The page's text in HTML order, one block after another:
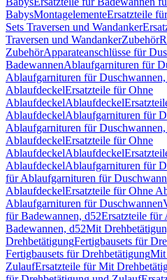
BabysMontagelementeErsatzteile
Sets Traversen und Wandanker
Traversen und WandankerZubehör
ZubehörApparateanschlüsse für
BadewannenAblaufgarnituren für
Ablaufgarnituren für Duschwannen,
AblaufdeckelErsatzteile für Ohne
AblaufdeckelAblaufdeckel
AblaufdeckelAblaufgarnituren für
Ablaufgarnituren für
AblaufdeckelErsatzteile für Ohne
AblaufdeckelAblaufdeckel
AblaufdeckelAblaufgarnituren für
für Ablaufgarnituren für
AblaufdeckelErsatzteile für Ohne
Ablaufgarnituren für Duschwannen
für Badewannen, d52Ersatzteile für
Badewannen, d52Mit
DrehbetätigungFertigbausets für
Fertigbausets für DrehbetätigungMit
ZulaufErsatzteile für Mit